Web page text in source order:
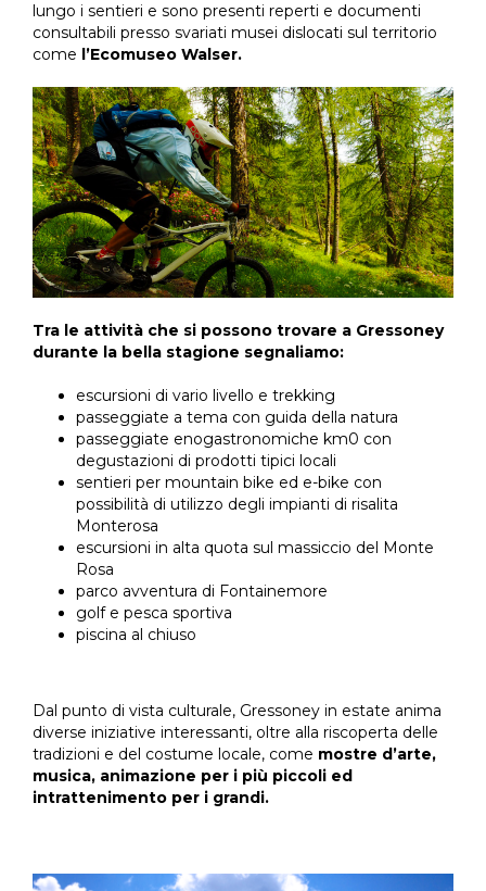
lungo i sentieri e sono presenti reperti e documenti
consultabili presso svariati musei dislocati sul territorio
come l’Ecomuseo Walser.
Tra le attività che si possono trovare a Gressoney
durante la bella stagione segnaliamo:
escursioni di vario livello e trekking
passeggiate a tema con guida della natura
passeggiate enogastronomiche km0 con
degustazioni di prodotti tipici locali
sentieri per mountain bike ed e-bike con
possibilità di utilizzo degli impianti di risalita
Monterosa
escursioni in alta quota sul massiccio del Monte
Rosa
parco avventura di Fontainemore
golf e pesca sportiva
piscina al chiuso
Dal punto di vista culturale, Gressoney in estate anima
diverse iniziative interessanti, oltre alla riscoperta delle
tradizioni e del costume locale, come mostre d’arte,
musica, animazione per i più piccoli ed
intrattenimento per i grandi.